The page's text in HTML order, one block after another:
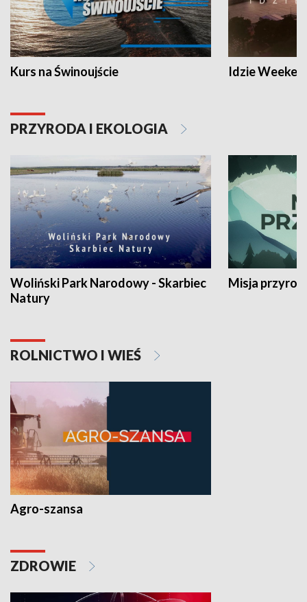
Kurs na Świnoujście Idzie
PRZYRODA I EKOLOGIA
Woliński Park Narodowy - Skarbiec
Natury
Misja
ROLNICTWO I WIEŚ
Agro-szansa
ZDROWIE